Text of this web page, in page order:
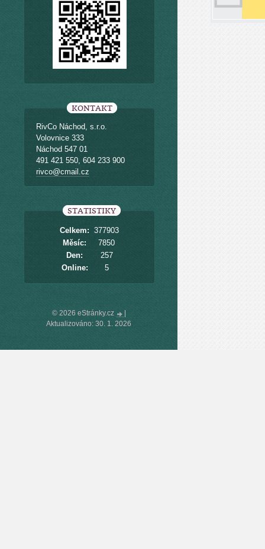
KONTAKT
RivCo Náchod, s.r.o.
Volovnice 333
Náchod 547 01
491 421 550, 604 233 900
rivco@cmail.cz
STATISTIKY
Online: 5
Celkem: 377903
Měsíc:
7850
Den:
257
© 2026 eStránky.cz
Aktualizováno: 30. 1. 2026